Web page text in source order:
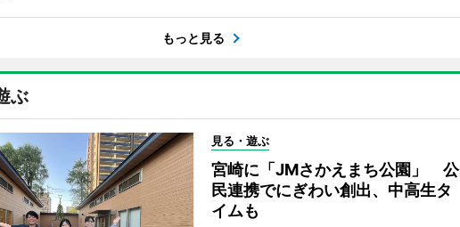
もっと見る
ぶ
見る・遊ぶ
宮崎に「JMさかえまち公園」 公
民連携でにぎわい創出、中高生タ
イムも